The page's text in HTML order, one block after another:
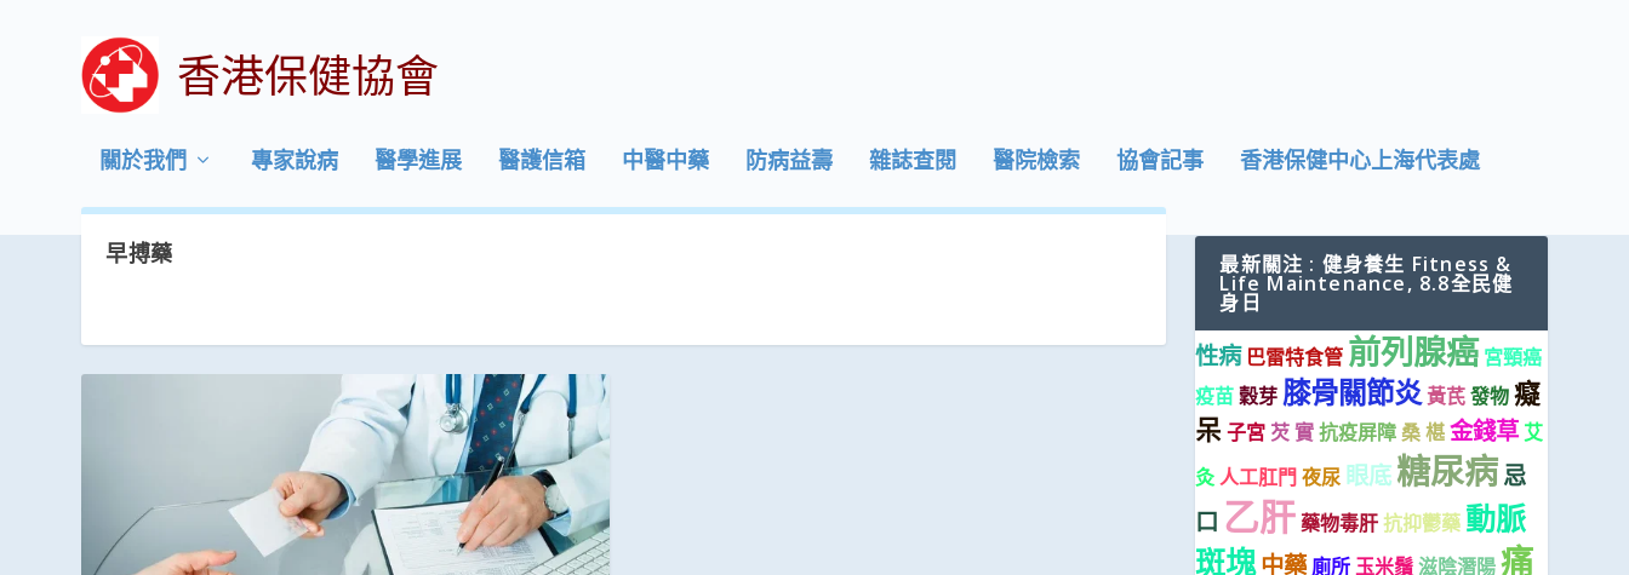
香港保健協會
關於我們 專家說病 醫學進展 醫護信箱 中醫中藥 防病益壽 雜誌查閱 醫院檢索 協會記事 香港保健中心上海代表處
早搏藥 最新關注 : 健身養生 Fitness &
Life Maintenance, 8.8全民健
身日
性病 巴雷特食管 前列腺癌 宮頸癌
疫苗穀芽 膝骨關節炎黃芪發物癡
呆子宮 芡 實抗疫屏障桑 椹金錢草 艾
灸人工肛門 夜尿 眼底糖尿病忌
口 乙肝 藥物毒肝抗抑鬱藥 動脈
斑塊中藥 廁所玉米鬚滋陰潛陽痛